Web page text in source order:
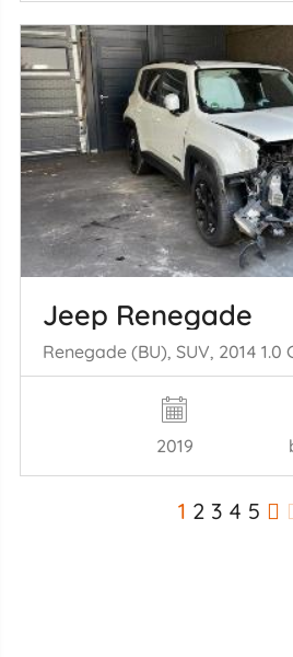
Jeep Renegade
Renegade (BU), SUV, 2014 1.0
2019
1 2 3 4 5